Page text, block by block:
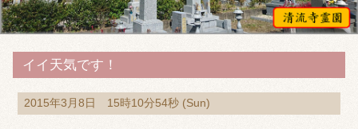
イイ天気です！
2015年3月8日 15時10分54秒 (Sun)